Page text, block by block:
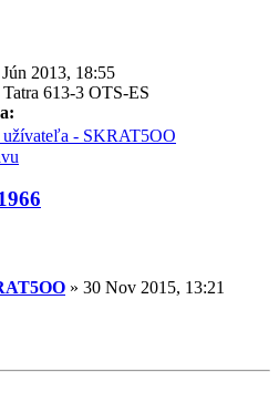
2013, 18:55
Tatra 613-3 OTS-ES
- SKRAT5OO
» 30 Nov 2015, 13:21